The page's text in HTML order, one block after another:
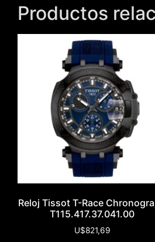
Productos
Reloj Tissot T-Race
T115.417.37.041.00
U$821,69